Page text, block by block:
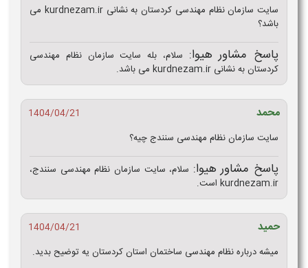
سایت سازمان نظام مهندسی کردستان به نشانی kurdnezam.ir می
باشد؟
پاسخ مشاور هیوا: سلام، بله سایت سازمان نظام مهندسی
کردستان به نشانی kurdnezam.ir می باشد.
محمد
1404/04/21
سایت سازمان نظام مهندسی سنندج چیه؟
پاسخ مشاور هیوا: سلام، سایت سازمان نظام مهندسی سنندج،
kurdnezam.ir است.
حمید
1404/04/21
میشه درباره نظام مهندسی ساختمان استان کردستان یه توضیح بدید.